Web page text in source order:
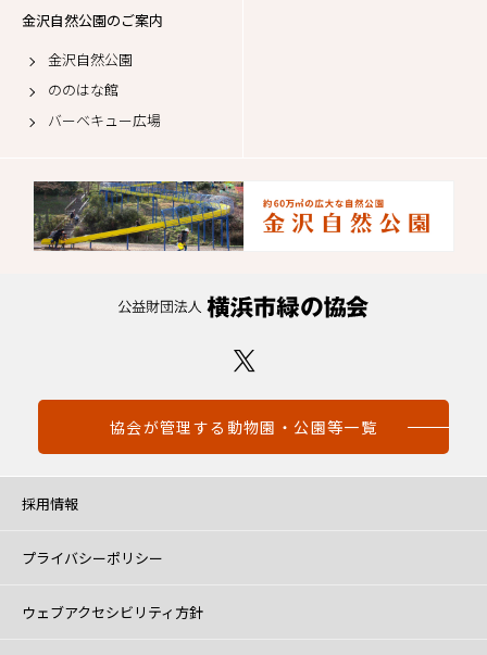
金沢自然公園のご案内
金沢自然公園
ののはな館
バーベキュー広場
協会が管理する動物園・公園等一覧
採用情報
プライバシーポリシー
ウェブアクセシビリティ方針